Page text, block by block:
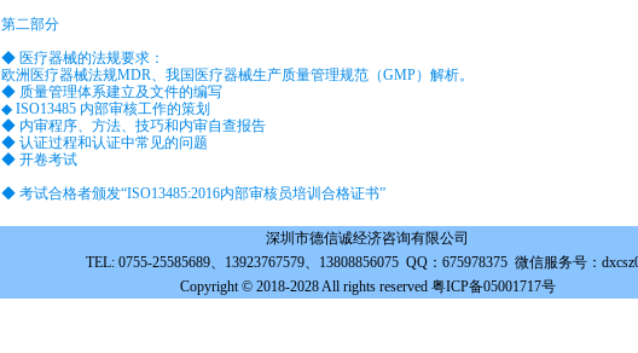
第二部分
◆ 医疗器械的法规要求：
欧洲医疗器械法规MDR、我国医疗器械生产质量管理规范（GMP）解析。
◆ 质量管理体系建立及文件的编写
◆ ISO13485 内部审核工作的策划
◆ 内审程序、方法、技巧和内审自查报告
◆ 认证过程和认证中常见的问题
◆ 开卷考试
◆ 考试合格者颁发“ISO13485:2016内部审核员培训合格证书”
深圳市德信诚经济咨询有限公司
TEL: 0755-25585689、13923767579、13808856075 QQ：675978375 微信服务号：
Copyright © 2018-2028 All rights reserved 粤ICP备05001717号